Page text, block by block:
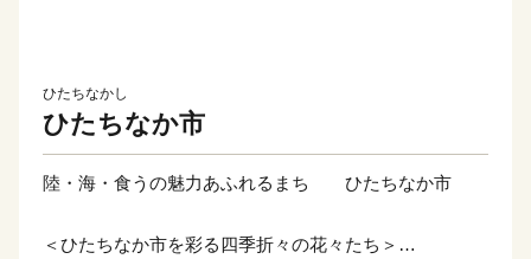
ひたちなかし
ひたちなか市
陸・海・食うの魅力あふれるまち ひたちなか市
＜ひたちなか市を彩る四季折々の花々たち＞